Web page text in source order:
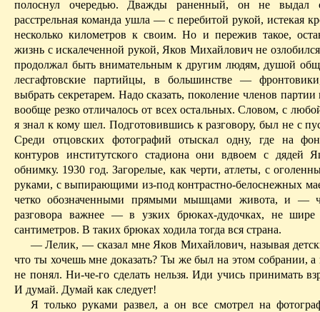
полоснул очередью. Дважды раненный, он не выдал
расстрельная команда ушла — с перебитой рукой, истекая
несколько километровк своим. Но и пережив такое,
жизнь с искалеченной рукой, Яков Михайлович не
продолжал быть внимательным к другим людям, душой
лесгафтовские партийцы, в большинстве —
выбрать секретарем. Надо сказать, поколение членов
вообще резко отличалось от всех остальных. Словом, с
я знал к кому шел. Подготовившись к разговору, был не с
Среди отцовских фотографий отыскал одну, где на
контуров институтского стадиона они вдвоем с дядей
обнимку. 1930 год. Загорелые, как черти, атлеты, с
руками, свыпирающими из-под контрастно-белоснежных
четко обозначенными прямыми мышцами живота, и —
разговора важнее — в узких брюках-дудочках, не шире
сантиметров. В таких брюках ходила тогда вся страна.
— Лелик, — сказал мне Яков Михайлович, называя
что ты хочешь мне доказать? Ты же был на этом собрании,
не понял. Ни-че-го сделать нельзя.Иди учись принимать
И думай. Думай как следует!
Я только руками развел, а он все смотрел на